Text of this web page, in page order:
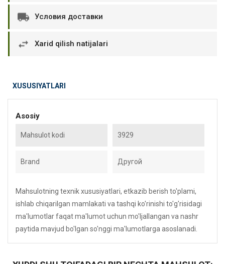
Условия доставки
Xarid qilish natijalari
XUSUSIYATLARI
Asosiy
Mahsulot kodi 3929
Brand Другой
Mahsulotning texnik xususiyatlari, etkazib berish to'plami,
ishlab chiqarilgan mamlakati va tashqi ko'rinishi to'g'risidagi
ma'lumotlar faqat ma'lumot uchun mo'ljallangan va nashr
paytida mavjud bo'lgan so'nggi ma'lumotlarga asoslanadi.